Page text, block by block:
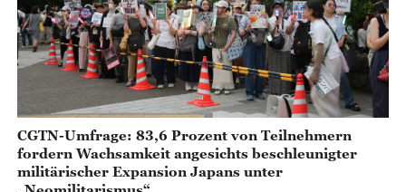
CGTN-Umfrage: 83,6 Prozent von Teilnehmern
fordern Wachsamkeit angesichts beschleunigter
militärischer Expansion Japans unter